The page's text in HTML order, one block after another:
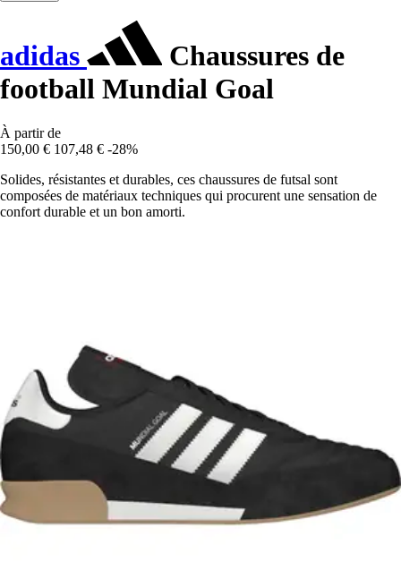
adidas
Chaussures de
football Mundial Goal
À partir de
150,00 € 107,48 € -28%
Solides, résistantes et durables, ces chaussures de futsal sont
composées de matériaux techniques qui procurent une sensation de
confort durable et un bon amorti.